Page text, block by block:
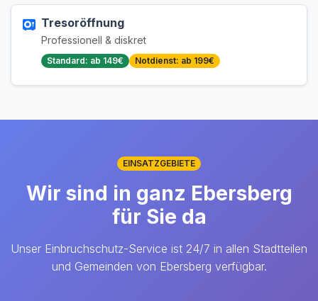
Tresoröffnung
Professionell & diskret
Standard: ab 149€ Notdienst: ab 199€
EINSATZGEBIETE
Wir sind in ganz Ebersberg
für Sie da
Unser Einbruchschutz-Service ist 24/7 in allen Stadtteilen
und Gemeinden von Ebersberg verfügbar.